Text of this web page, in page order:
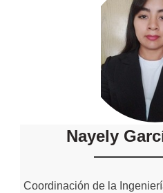
Nayely
Coordinación de la